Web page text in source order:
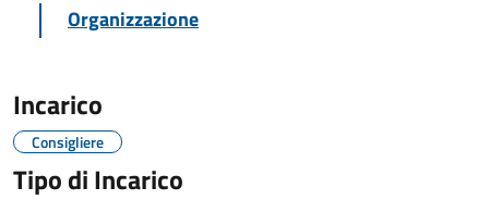
Organizzazione
Incarico
Consigliere
Tipo di Incarico